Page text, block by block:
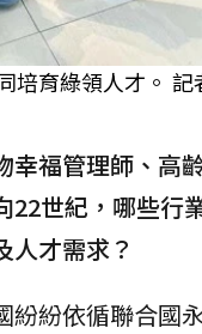
培育綠領人才。 記
幸福管理師、高
22世紀，哪些行
人才需求？
紛紛依循聯合國